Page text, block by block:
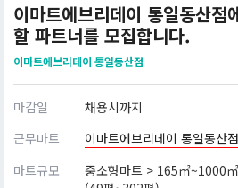
이마트에브리데이 통일동산점
할 파트너를 모집합니다.
이마트에브리데이 통일동산점
마감일
채용시까지
근무마트
이마트에브리데이 통일동산점
마트규모
중소형마트 > 165㎡~1000㎡